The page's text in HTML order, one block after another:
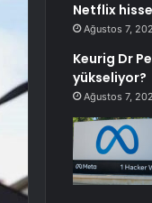
Netflix
Ağustos 7,
Keurig Dr
yükseliyor?
Ağustos 7,